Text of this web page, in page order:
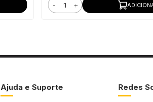
- +
Ajuda e Suporte Redes